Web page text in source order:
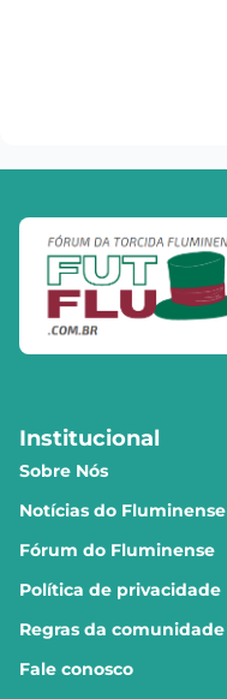
Institucional
Sobre Nós
Notícias do Fluminense
Fórum do Fluminense
Política de privacidade
Regras da comunidade
Fale conosco